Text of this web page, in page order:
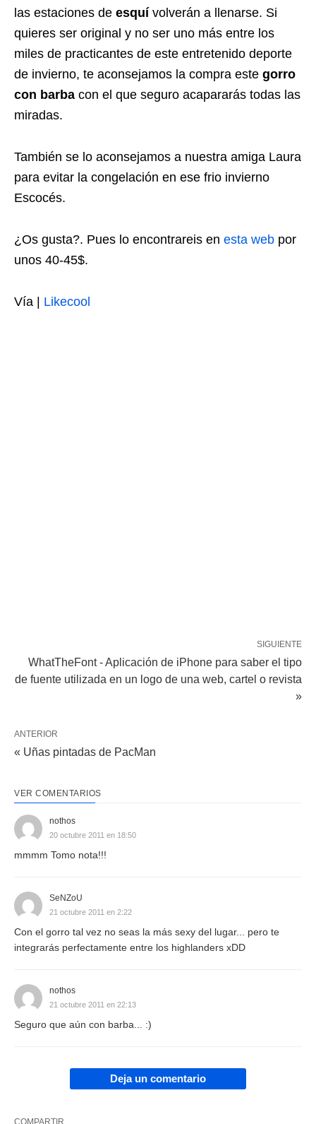
las estaciones de esquí volverán a llenarse. Si
quieres ser original y no ser uno más entre los
miles de practicantes de este entretenido deporte
de invierno, te aconsejamos la compra este gorro
con barba con el que seguro acapararás todas las
miradas.
También se lo aconsejamos a nuestra amiga Laura
para evitar la congelación en ese frio invierno
Escocés.
¿Os gusta?. Pues lo encontrareis en esta web por
unos 40-45$.
Vía | Likecool
SIGUIENTE
WhatTheFont - Aplicación de iPhone para saber el tipo
de fuente utilizada en un logo de una web, cartel o revista
»
ANTERIOR
« Uñas pintadas de PacMan
VER COMENTARIOS
nothos
20 octubre 2011 en 18:50
mmmm Tomo nota!!!
SeNZoU
21 octubre 2011 en 2:22
Con el gorro tal vez no seas la más sexy del lugar... pero te
integrarás perfectamente entre los highlanders xDD
nothos
21 octubre 2011 en 22:13
Seguro que aún con barba... :)
Deja un comentario
COMPARTIR